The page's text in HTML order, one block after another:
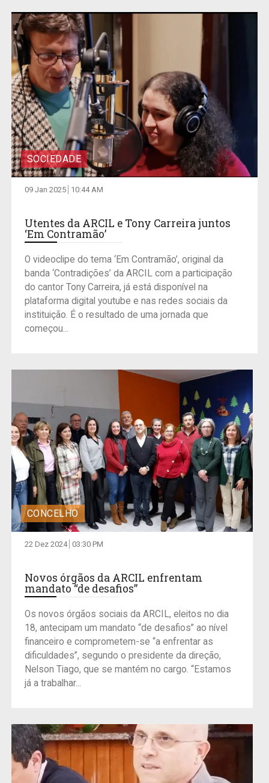
SOCIEDADE
09 Jan 2025 10:44 AM
Utentes da ARCIL e Tony Carreira juntos
‘Em Contramão’
O videoclipe do tema ‘Em Contramão’, original da
banda ‘Contradições’ da ARCIL com a participação
do cantor Tony Carreira, já está disponível na
plataforma digital youtube e nas redes sociais da
instituição. É o resultado de uma jornada que
começou...
CONCELHO
22 Dez 2024 03:30 PM
Novos órgãos da ARCIL enfrentam
mandato “de desafios”
Os novos órgãos sociais da ARCIL, eleitos no dia
18, antecipam um mandato “de desafios” ao nível
financeiro e comprometem-se “a enfrentar as
dificuldades”, segundo o presidente da direção,
Nelson Tiago, que se mantém no cargo. “Estamos
já a trabalhar...